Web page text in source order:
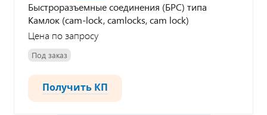
Быстроразъемные соединения (БРС) типа
Камлок (cam-lock, camlocks, cam lock)
Цена по запросу
Под заказ
Получить КП